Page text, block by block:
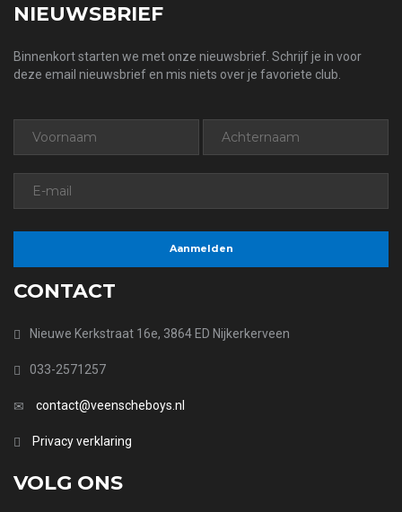
NIEUWSBRIEF
Binnenkort starten we met onze nieuwsbrief. Schrijf je in voor
deze email nieuwsbrief en mis niets over je favoriete club.
CONTACT
Nieuwe Kerkstraat 16e, 3864 ED Nijkerkerveen
033-2571257
contact@veenscheboys.nl
Privacy verklaring
VOLG ONS